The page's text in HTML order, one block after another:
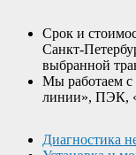
Срок и
Санкт-
выбранной
Мы работаем с
линии», ПЭК,
Диагностика